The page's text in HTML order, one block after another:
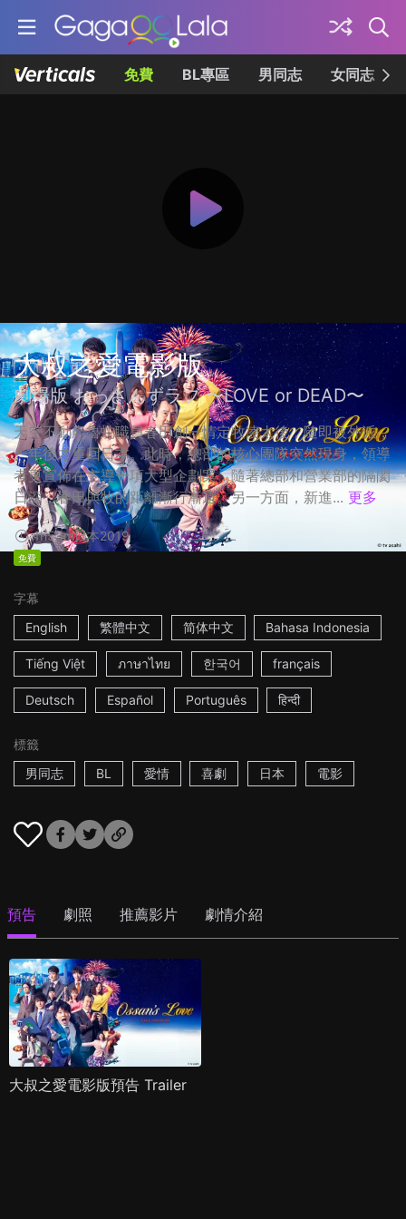
免費 BL專區 男同志 女同志
大叔之愛電影版
劇場版 おっさんずラブ 〜LOVE or DEAD〜
天空不動產魯蛇職員春田創一情定牧凌太後，隨即被外派，
一年後才重回日本。此時，總部的核心團隊突然現身，領導
者更宣佈在主導一項大型企劃案，隨著總部和營業部的隔閡
日深，春田與牧的距離漸行漸遠。另一方面，新進... 更多
1h53m日本2019
免費
字幕
English
繁體中文 简体中文 Bahasa Indonesia
Tiếng Việt ภาษาไทย 한국어 français
Deutsch Español Português हिन्दी
標籤
男同志
BL 愛情 喜劇 日本 電影
預告 劇照 推薦影片 劇情介紹
大叔之愛電影版預告 Trailer